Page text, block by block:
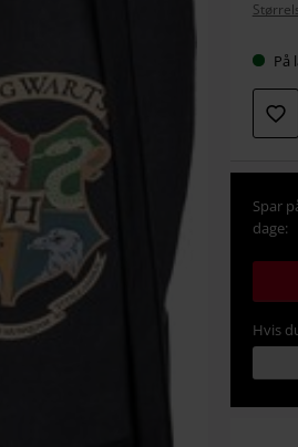
På
Spar
dage:
Hvis